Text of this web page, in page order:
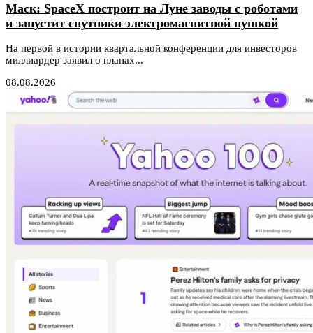
Маск: SpaceX построит на Луне заводы с роботами
и запустит спутники электромагнитной пушкой
На первой в истории квартальной конференции для инвесторов
миллиардер заявил о планах...
08.08.2026